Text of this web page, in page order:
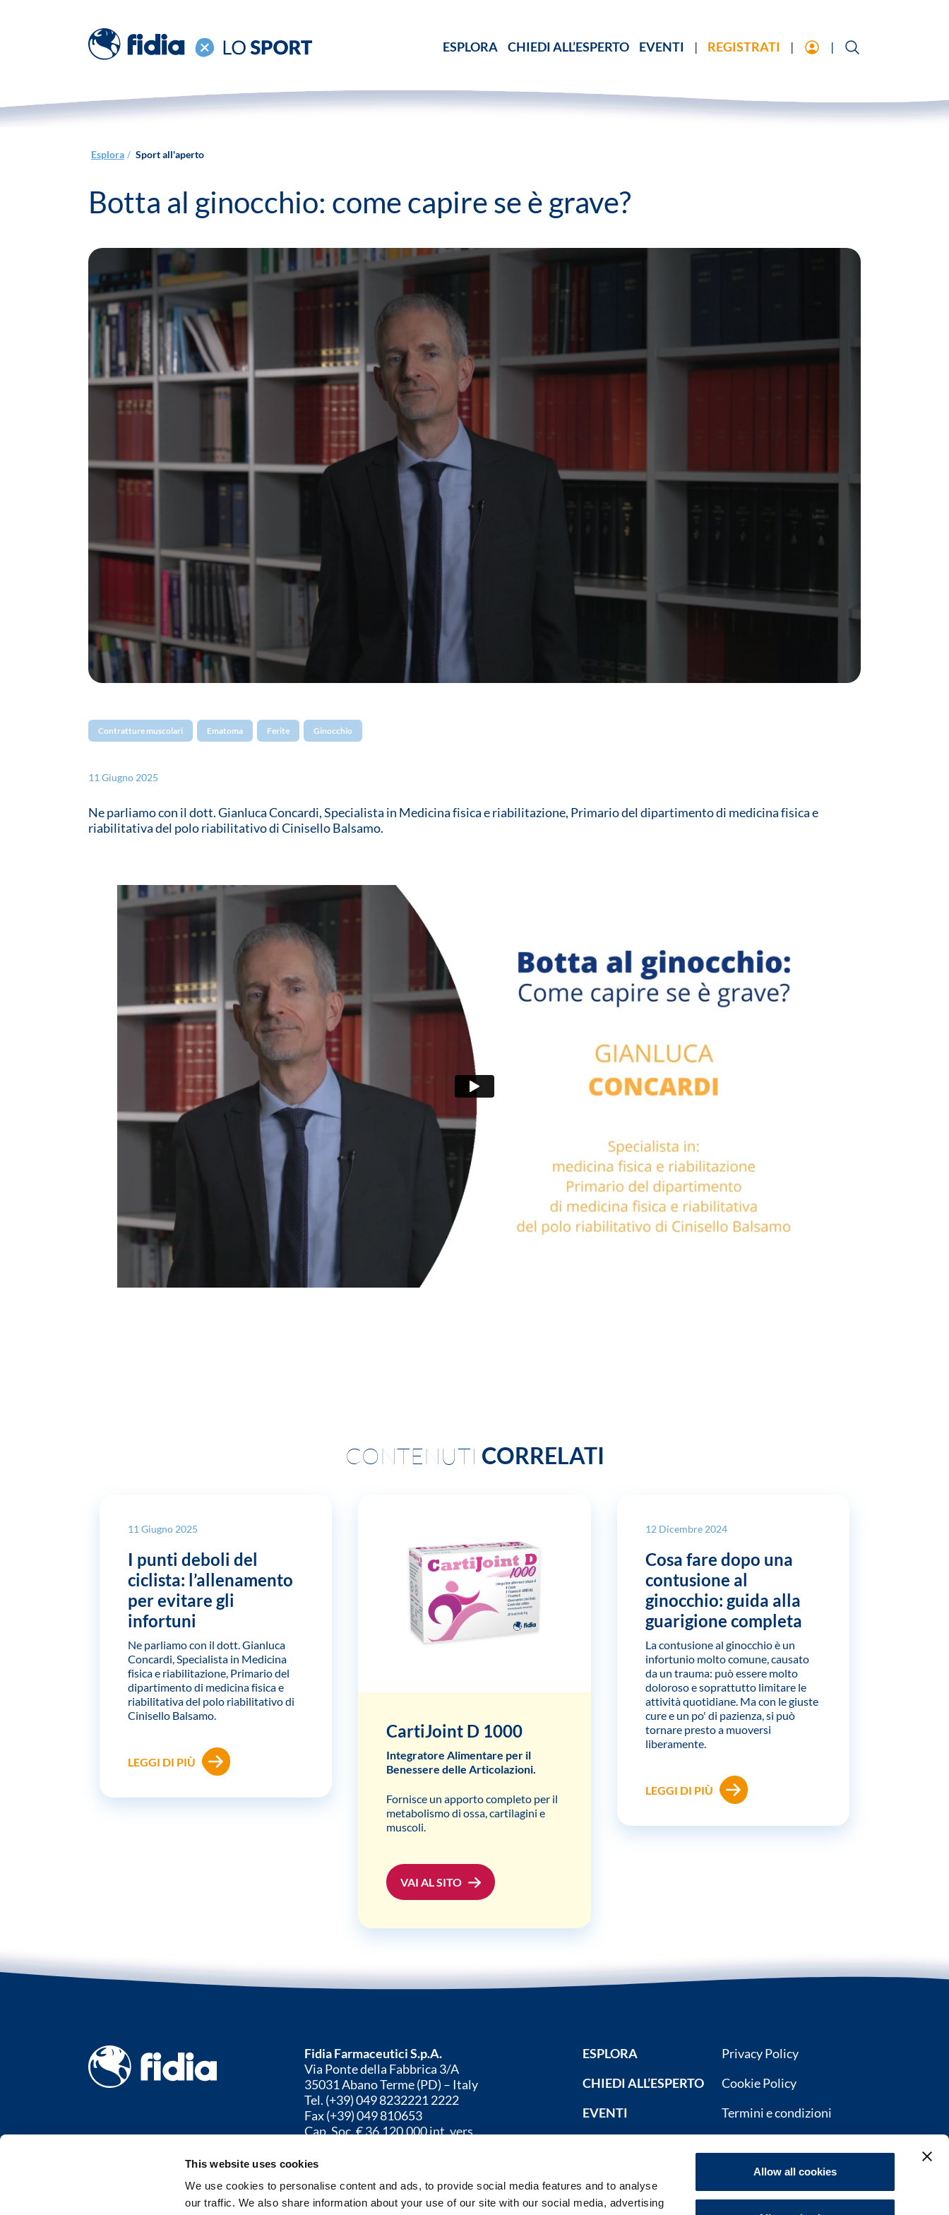
This website uses cookies
We use cookies to personalise content and ads, to provide social media features and to analyse
our traffic. We also share information about your use of our site with our social media, advertising
Allow all cookies
ESPLORA CHIEDI ALL’ESPERTO EVENTI REGISTRATI
Esplora / Sport all'aperto
Botta al ginocchio: come capire se è grave?
Contratture muscolari Ematoma Ferite Ginocchio
11 Giugno 2025
Ne parliamo con il dott. Gianluca Concardi, Specialista in Medicina fisica e riabilitazione, Primario del dipartimento di medicina fisica e
riabilitativa del polo riabilitativo di Cinisello Balsamo.
CONTENUTI CORRELATI
11 Giugno 2025
I punti deboli del
ciclista: l’allenamento
per evitare gli
infortuni
Ne parliamo con il dott. Gianluca
Concardi, Specialista in Medicina
fisica e riabilitazione, Primario del
dipartimento di medicina fisica e
riabilitativa del polo riabilitativo di
Cinisello Balsamo.
LEGGI DI PIÙ
CartiJoint D 1000
Integratore Alimentare per il
Benessere delle Articolazioni.
Fornisce un apporto completo per il
metabolismo di ossa, cartilagini e
muscoli.
VAI AL SITO
12 Dicembre 2024
Cosa fare dopo una
contusione al
ginocchio: guida alla
guarigione completa
La contusione al ginocchio è un
infortunio molto comune, causato
da un trauma: può essere molto
doloroso e soprattutto limitare le
attività quotidiane. Ma con le giuste
cure e un po' di pazienza, si può
tornare presto a muoversi
liberamente.
LEGGI DI PIÙ
Fidia Farmaceutici S.p.A.
Via Ponte della Fabbrica 3/A
35031 Abano Terme (PD) – Italy
Tel. (+39) 049 8232221 2222
Fax (+39) 049 810653
Cap. Soc. € 36.120.000 int. vers.
Iscr. Reg. Imp. PD
ESPLORA
CHIEDI ALL’ESPERTO
EVENTI
Privacy Policy
Cookie Policy
Termini e condizioni
Contatti
Farmacovigilanza